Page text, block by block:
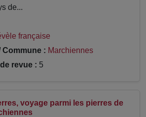
de...
française
: Marchiennes
revue : 5
voyage parmi les pierres de